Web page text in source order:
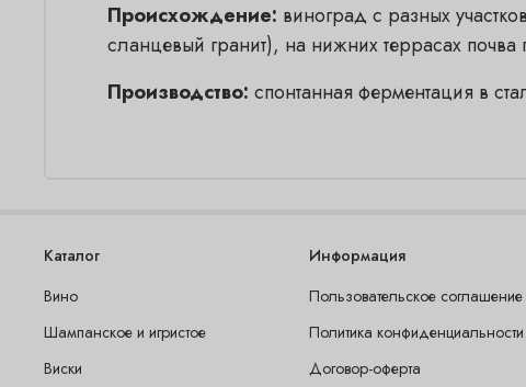
Происхождение: виноград с разных
сланцевый гранит), на нижних террасах
Производство: спонтанная ферментация в
Каталог
Вино
Шампанское и игристое
Виски
Информация
Пользовательское соглашение
Политика конфиденциальности
Договор-оферта